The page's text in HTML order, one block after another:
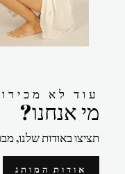
?עוד לא
?מי אנחנו
תציצו באודות שלנו,
אודות המותג